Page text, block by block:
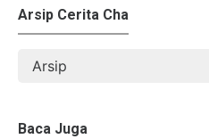
Arsip Cerita Cha
Baca Juga